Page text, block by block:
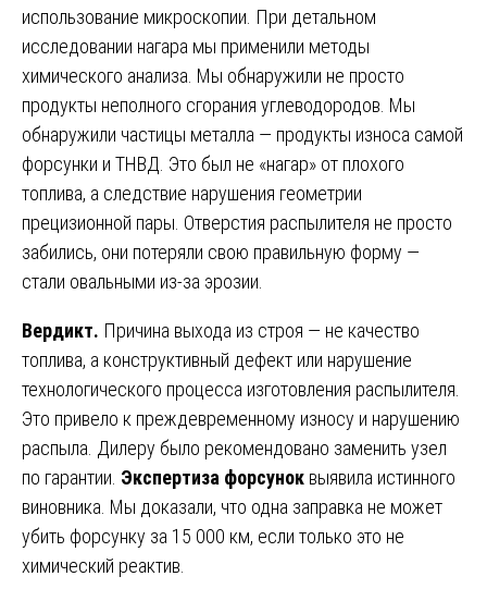
использование микроскопии. При детальном
исследовании нагара мы применили методы
химического анализа. Мы обнаружили не просто
продукты неполного сгорания углеводородов. Мы
обнаружили частицы металла — продукты износа самой
форсунки и ТНВД. Это был не «нагар» от плохого
топлива, а следствие нарушения геометрии
прецизионной пары. Отверстия распылителя не просто
забились, они потеряли свою правильную форму —
стали овальными из-за эрозии.
Вердикт. Причина выхода из строя — не качество
топлива, а конструктивный дефект или нарушение
технологического процесса изготовления распылителя.
Это привело к преждевременному износу и нарушению
распыла. Дилеру было рекомендовано заменить узел
по гарантии. Экспертиза форсунок выявила истинного
виновника. Мы доказали, что одна заправка не может
убить форсунку за 15 000 км, если только это не
химический реактив.